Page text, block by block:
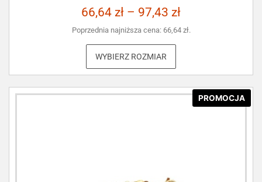
66,64 zł – 97,43 zł
Poprzednia najniższa cena: 66,64 zł.
WYBIERZ ROZMIAR
PROMOCJA